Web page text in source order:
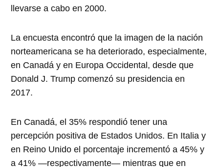
llevarse a cabo en 2000.
La encuesta encontró que la imagen de la nación
norteamericana se ha deteriorado, especialmente,
en Canadá y en Europa Occidental, desde que
Donald J. Trump comenzó su presidencia en
2017.
En Canadá, el 35% respondió tener una
percepción positiva de Estados Unidos. En Italia y
en Reino Unido el porcentaje incrementó a 45% y
a 41% —respectivamente— mientras que en